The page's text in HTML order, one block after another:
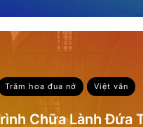
Trăm hoa đua nở Việt văn
Chữa Lành Đứa